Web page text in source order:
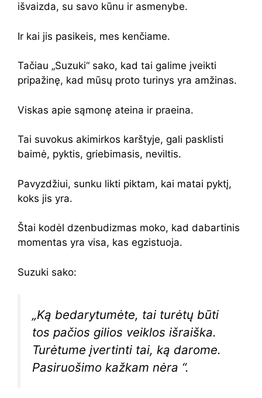
išvaizda, su savo kūnu ir asmenybe.
Ir kai jis pasikeis, mes kenčiame.
Tačiau „Suzuki“ sako, kad tai galime įveikti
pripažinę, kad mūsų proto turinys yra amžinas.
Viskas apie sąmonę ateina ir praeina.
Tai suvokus akimirkos karštyje, gali pasklisti
baimė, pyktis, griebimasis, neviltis.
Pavyzdžiui, sunku likti piktam, kai matai pyktį,
koks jis yra.
Štai kodėl dzenbudizmas moko, kad dabartinis
momentas yra visa, kas egzistuoja.
Suzuki sako:
„Ką bedarytumėte, tai turėtų būti
tos pačios gilios veiklos išraiška.
Turėtume įvertinti tai, ką darome.
Pasiruošimo kažkam nėra “.